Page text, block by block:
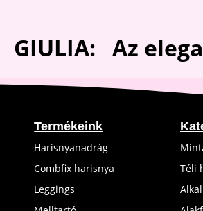
GIULIA: Az
Termékeink
Harisnyanadrág
Combfix harisnya
Leggings
Téli